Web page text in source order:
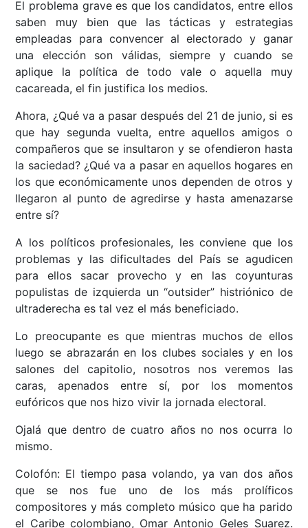
El problema grave es que los candidatos, entre ellos
saben muy bien que las tácticas y estrategias
empleadas para convencer al electorado y ganar
una elección son válidas, siempre y cuando se
aplique la política de todo vale o aquella muy
cacareada, el fin justifica los medios.
Ahora, ¿Qué va a pasar después del 21 de junio, si es
que hay segunda vuelta, entre aquellos amigos o
compañeros que se insultaron y se ofendieron hasta
la saciedad? ¿Qué va a pasar en aquellos hogares en
los que económicamente unos dependen de otros y
llegaron al punto de agredirse y hasta amenazarse
entre sí?
A los políticos profesionales, les conviene que los
problemas y las dificultades del País se agudicen
para ellos sacar provecho y en las coyunturas
populistas de izquierda un “outsider” histriónico de
ultraderecha es tal vez el más beneficiado.
Lo preocupante es que mientras muchos de ellos
luego se abrazarán en los clubes sociales y en los
salones del capitolio, nosotros nos veremos las
caras, apenados entre sí, por los momentos
eufóricos que nos hizo vivir la jornada electoral.
Ojalá que dentro de cuatro años no nos ocurra lo
mismo.
Colofón: El tiempo pasa volando, ya van dos años
que se nos fue uno de los más prolíficos
compositores y más completo músico que ha parido
el Caribe colombiano, Omar Antonio Geles Suarez.